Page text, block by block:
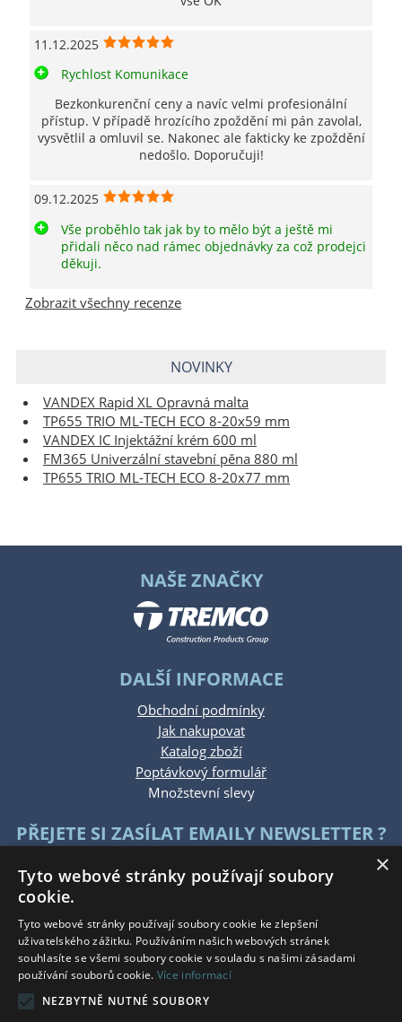
11.12.2025
Rychlost Komunikace
Bezkonkurenční ceny a navíc velmi profesionální
přístup. V případě hrozícího zpoždění mi pán zavolal,
vysvětlil a omluvil se. Nakonec ale fakticky ke zpoždění
nedošlo. Doporučuji!
09.12.2025
Vše proběhlo tak jak by to mělo být a ještě mi
přidali něco nad rámec objednávky za což prodejci
děkuji.
Zobrazit všechny recenze
NOVINKY
VANDEX Rapid XL Opravná malta
TP655 TRIO ML-TECH ECO 8-20x59 mm
VANDEX IC Injektážní krém 600 ml
FM365 Univerzální stavební pěna 880 ml
TP655 TRIO ML-TECH ECO 8-20x77 mm
NAŠE ZNAČKY
DALŠÍ INFORMACE
Obchodní podmínky
Jak nakupovat
Katalog zboží
Poptávkový formulář
Množstevní slevy
PŘEJETE SI ZASÍLAT EMAILY NEWSLETTER ?
KONTAKTUJTE NÁS
Po - Pá: 7:30 - 15:30
×
Tyto webové stránky používají soubory
cookie.
Tyto webové stránky používají soubory cookie ke zlepšení
uživatelského zážitku. Používáním našich webových stránek
souhlasíte se všemi soubory cookie v souladu s našimi zásadami
používání souborů cookie. Více informací
NEZBYTNĚ NUTNÉ SOUBORY